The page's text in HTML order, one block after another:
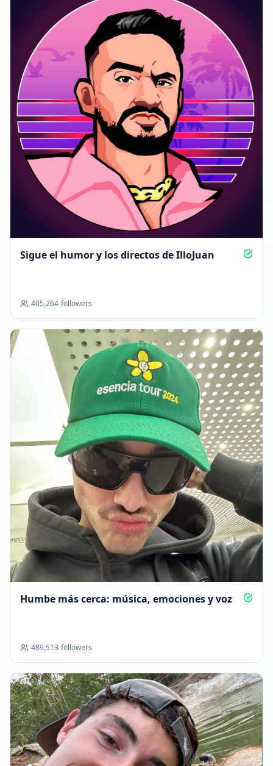
Sigue el humor y los directos de IlloJuan
405,264 followers
Humbe más cerca: música, emociones y voz
489,513 followers